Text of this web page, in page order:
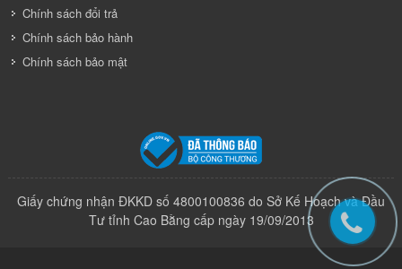
Chính sách đổi trả
Chính sách bảo hành
Chính sách bảo mật
Giấy chứng nhận ĐKKD số 4800100836 do Sở Kế Hoạch và Đầu
Tư tỉnh Cao Bằng cấp ngày 19/09/2013